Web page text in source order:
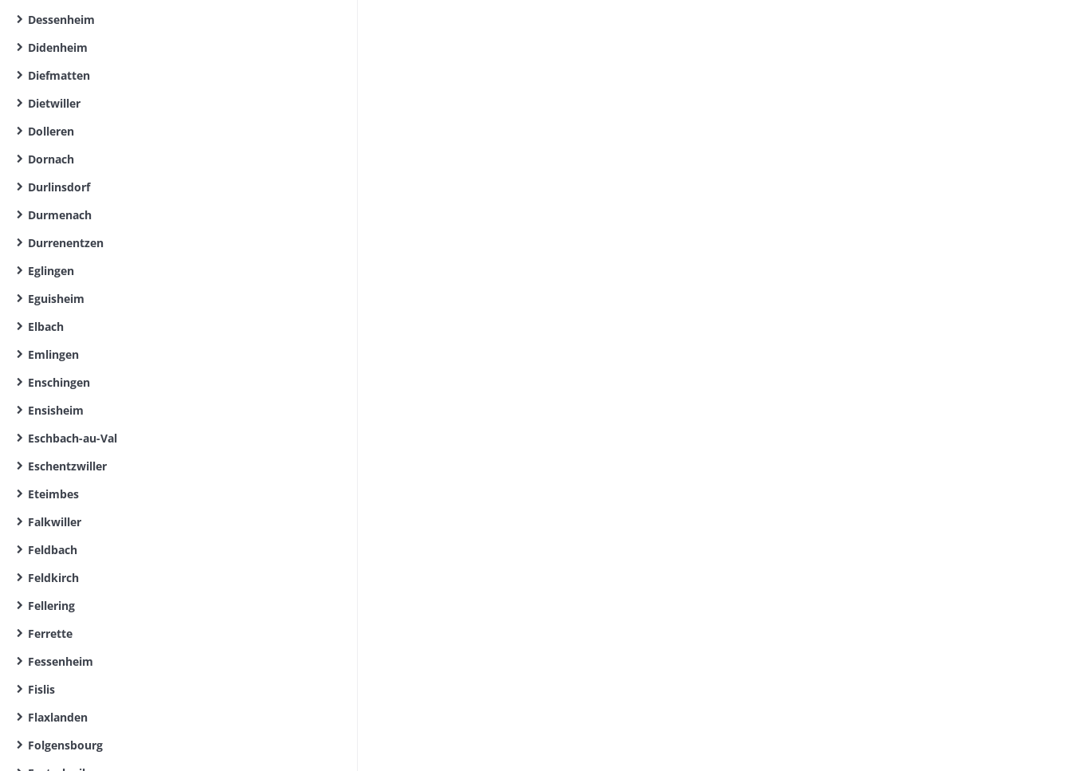
Dessenheim
Didenheim
Diefmatten
Dietwiller
Dolleren
Dornach
Durlinsdorf
Durmenach
Durrenentzen
Eglingen
Eguisheim
Elbach
Emlingen
Enschingen
Ensisheim
Eschbach-au-Val
Eschentzwiller
Eteimbes
Falkwiller
Feldbach
Feldkirch
Fellering
Ferrette
Fessenheim
Fislis
Flaxlanden
Folgensbourg